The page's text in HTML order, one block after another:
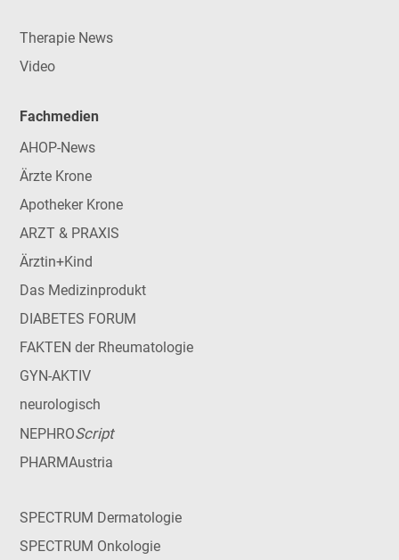
Therapie News
Video
Fachmedien
AHOP-News
Ärzte Krone
Apotheker Krone
ARZT & PRAXIS
Ärztin+Kind
Das Medizinprodukt
DIABETES FORUM
FAKTEN der Rheumatologie
GYN-AKTIV
neurologisch
NEPHROScript
PHARMAustria
SPECTRUM Dermatologie
SPECTRUM Onkologie